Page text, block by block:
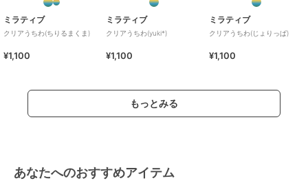
ミラティブ
クリアうちわ(ちりるまくま)
¥1,100
ミラティブ
クリアうちわ(yuki*)
¥1,100
ミラティブ
クリアうちわ(じょりっぱ)
¥1,100
もっとみる
あなたへのおすすめアイテム